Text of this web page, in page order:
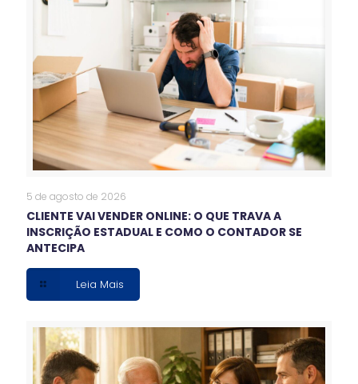
5 de agosto de 2026
CLIENTE VAI VENDER ONLINE: O QUE TRAVA A
INSCRIÇÃO ESTADUAL E COMO O CONTADOR SE
ANTECIPA
Leia Mais